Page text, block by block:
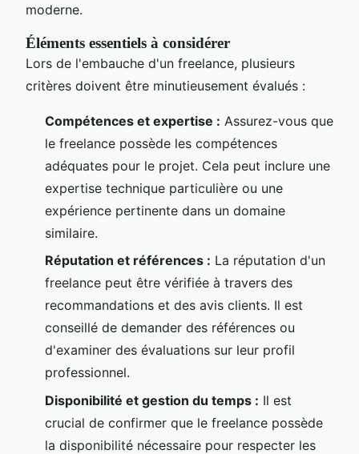
moderne.
Éléments essentiels à considérer
Lors de l'embauche d'un freelance, plusieurs
critères doivent être minutieusement évalués :
Compétences et expertise : Assurez-vous que
le freelance possède les compétences
adéquates pour le projet. Cela peut inclure une
expertise technique particulière ou une
expérience pertinente dans un domaine
similaire.
Réputation et références : La réputation d'un
freelance peut être vérifiée à travers des
recommandations et des avis clients. Il est
conseillé de demander des références ou
d'examiner des évaluations sur leur profil
professionnel.
Disponibilité et gestion du temps : Il est
crucial de confirmer que le freelance possède
la disponibilité nécessaire pour respecter les